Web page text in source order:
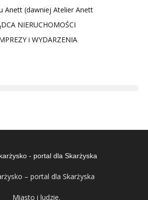
Anett (dawniej Atelier Anett
NIERUCHOMOŚCI
i WYDARZENIA
– portal dla Skarżyska
Miasto i ludzie.